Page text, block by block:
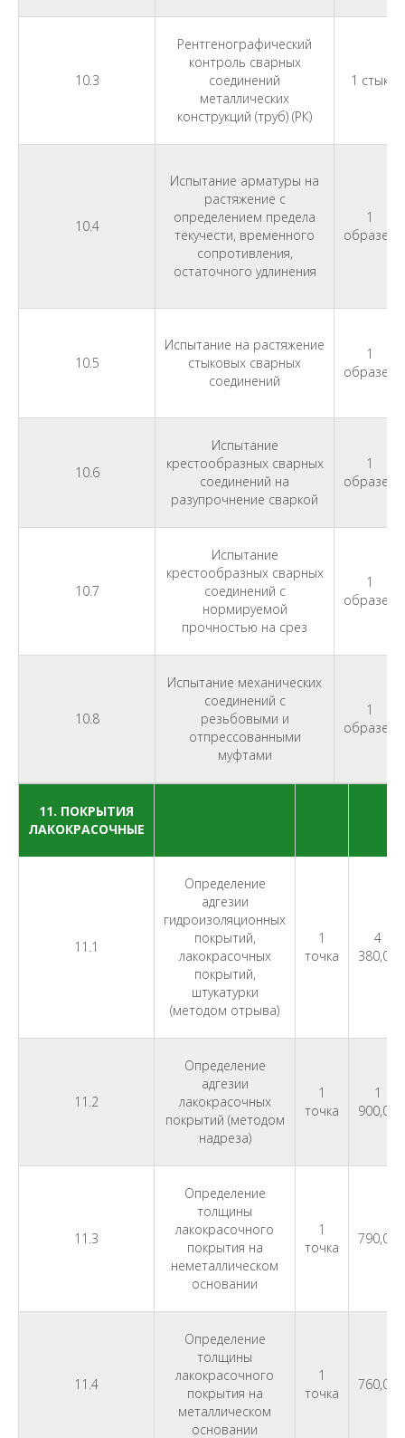
10.3
Рентгенографический
контроль сварных
соединений
металлических
конструкций (труб) (РК)
1 стык
10.4
Испытание арматуры на
растяжение с
определением предела
текучести, временного
сопротивления,
остаточного удлинения
1
образец
10.5
Испытание на растяжение
стыковых сварных
соединений
1
образец
10.6
Испытание
крестообразных сварных
соединений на
разупрочнение сваркой
1
образец
10.7
Испытание
крестообразных сварных
соединений с
нормируемой
прочностью на срез
1
образец
10.8
Испытание механических
соединений с
резьбовыми и
отпрессованными
муфтами
1
образец
11. ПОКРЫТИЯ
ЛАКОКРАСОЧНЫЕ
11.1
Определение
адгезии
гидроизоляционных
покрытий,
лакокрасочных
покрытий,
штукатурки
(методом отрыва)
1
точка
4
380,00
11.2
Определение
адгезии
лакокрасочных
покрытий (методом
надреза)
1
точка
1
900,00
11.3
Определение
толщины
лакокрасочного
покрытия на
неметаллическом
основании
1
точка
790,00
11.4
Определение
толщины
лакокрасочного
покрытия на
металлическом
основании
1
точка
760,00